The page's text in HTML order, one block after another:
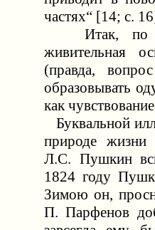
частях“ [14; с.
Итак, по
живительная
(правда,
образовывать
как
Буквальной
природе жизни
Л.С. Пушкин
1824 году
Зимою он,
П. Парфенов